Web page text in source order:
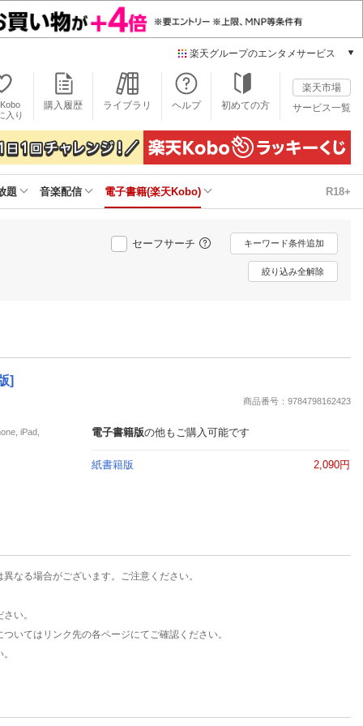
楽天グループのエンタメサービス
本/ゲーム/CD/DVD
楽天ブックス
電子書籍
楽天Kobo
雑誌読み放題
楽天ミュージック
動画配信
楽天TV
動画配信ガイド
推し楽
入り
購入履歴 ライブラリ ヘルプ 初めての方
楽天市場
サービス一覧
題 音楽配信 電子書籍(楽天Kobo) R18+
セーフサーチ キーワード条件追加
絞り込み全解除
]
商品番号：9784798162423
iPad,
電子書籍版の他もご購入可能です
紙書籍版 2,090円
なる場合がございます。ご注意ください。
い。
いてはリンク先の各ページにてご確認ください。